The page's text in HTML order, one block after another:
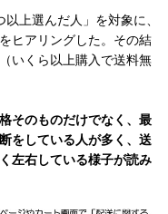
上選んだ人」を対象に、
ヒアリングした。その結
いくら以上購入で送料無
格そのものだけでなく、最
をしている人が多く、送
左右している様子が読み